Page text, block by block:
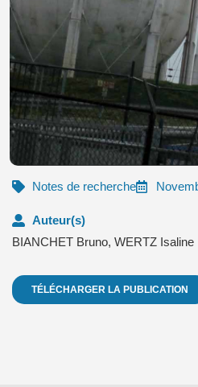
Notes de recherche
Auteur(s)
BIANCHET Bruno, WERTZ Isaline
TÉLÉCHARGER LA PUBLICATION